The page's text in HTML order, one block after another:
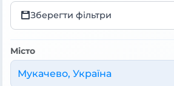
Зберегти фільтри
Місто
Мукачево, Україна